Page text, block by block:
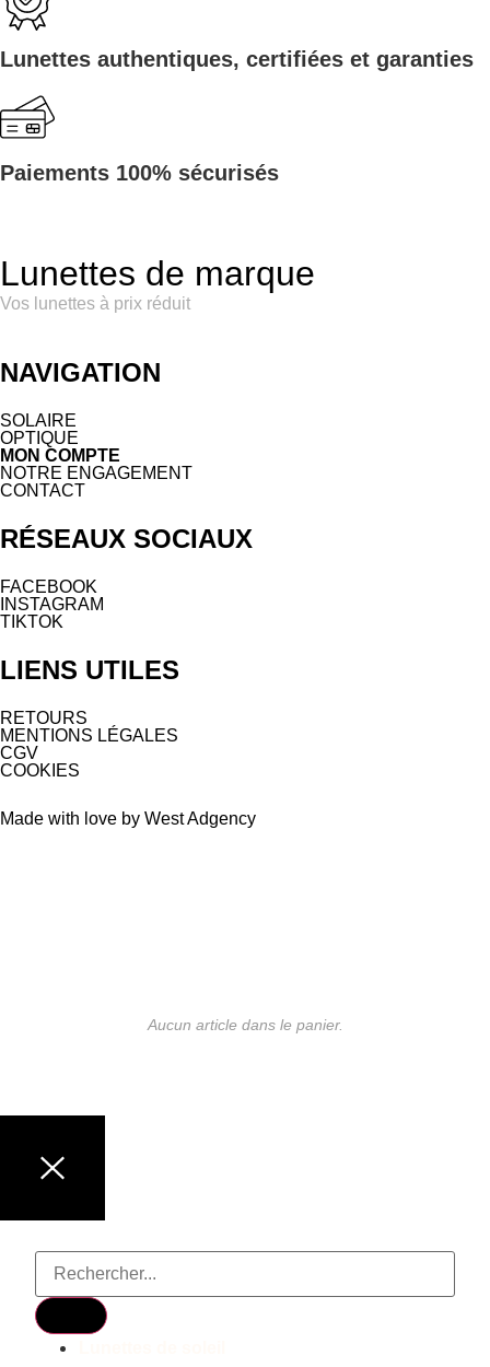
Lunettes authentiques, certifiées et garanties
Paiements 100% sécurisés
Lunettes de marque
Vos lunettes à prix réduit
NAVIGATION
SOLAIRE
OPTIQUE
MON COMPTE
NOTRE ENGAGEMENT
CONTACT
RÉSEAUX SOCIAUX
FACEBOOK
INSTAGRAM
TIKTOK
LIENS UTILES
RETOURS
MENTIONS LÉGALES
CGV
COOKIES
Made with love by West Adgency
Aucun article dans le panier.